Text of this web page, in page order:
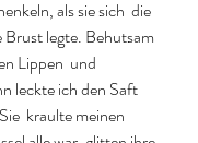
als sie sich  die
legte. Behutsam
Lippen  und
leckte ich den Saft
kraulte meinen